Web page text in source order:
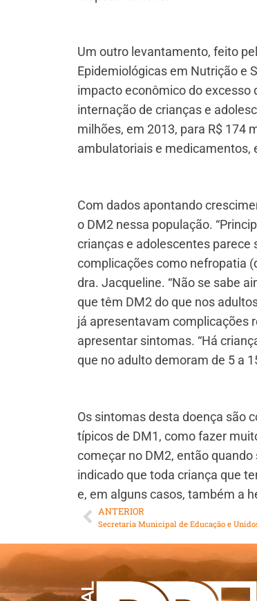
Um outro levantamento, feito
Epidemiológicas em Nutrição e
impacto econômico do excesso
internação de crianças e
milhões, em 2013, para R$ 174
ambulatoriais e medicamentos,
Com dados apontando
o DM2 nessa população.
crianças e adolescentes parece
complicações como nefropatia
dra. Jacqueline. “Não se sabe
que têm DM2 do que nos
já apresentavam complicações
apresentar sintomas. “Há
que no adulto demoram de 5 a
Os sintomas desta doença são
típicos de DM1, como fazer
começar no DM2, então
indicado que toda criança que
e, em alguns casos, também a
ANTERIOR